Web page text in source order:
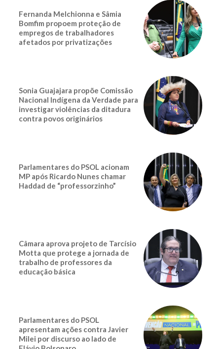
Fernanda Melchionna e Sâmia
Bomfim propoem proteção de
empregos de trabalhadores
afetados por privatizações
Sonia Guajajara propõe Comissão
Nacional Indígena da Verdade para
investigar violências da ditadura
contra povos originários
Parlamentares do PSOL acionam
MP após Ricardo Nunes chamar
Haddad de “professorzinho”
Câmara aprova projeto de Tarcísio
Motta que protege a jornada de
trabalho de professores da
educação básica
Parlamentares do PSOL
apresentam ações contra Javier
Milei por discurso ao lado de